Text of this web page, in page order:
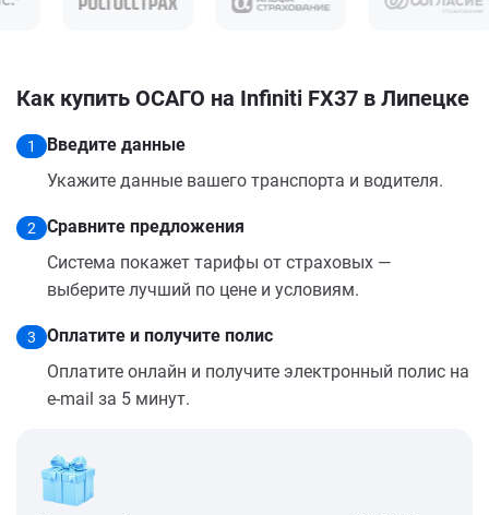
Как купить ОСАГО на Infiniti FX37 в Липецке
1
Введите данные
Укажите данные вашего транспорта и водителя.
2
Сравните предложения
Система покажет тарифы от страховых —
выберите лучший по цене и условиям.
3
Оплатите и получите полис
Оплатите онлайн и получите электронный полис на
e-mail за 5 минут.